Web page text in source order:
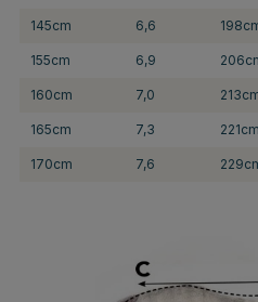
145cm 6,6
155cm 6,9
160cm 7,0
165cm 7,3 221cm
170cm 7,6